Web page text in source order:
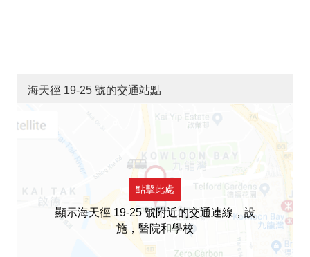
海天徑 19-25 號的交通站點
點擊此處
顯示海天徑 19-25 號附近的交通連線，設
施，醫院和學校